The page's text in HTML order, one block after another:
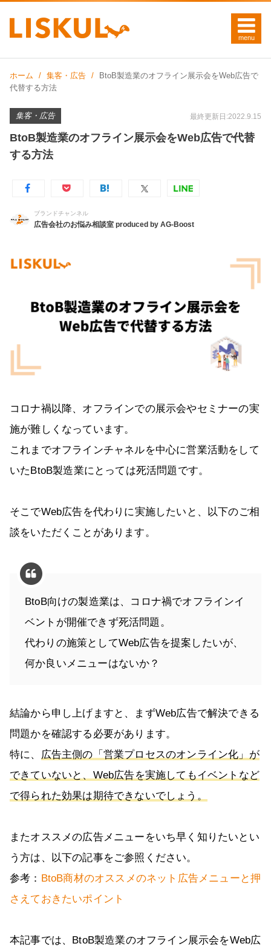
ホーム 集客・広告
BtoB製造業のオフライン展示会をWeb広告で
代替する方法
集客・広告 最終更新日:2022.9.15
BtoB製造業のオフライン展示会をWeb広告で代替
する方法
ブランドチャンネル
広告会社のお悩み相談室 produced by AG-Boost
コロナ禍以降、オフラインでの展示会やセミナーの実
施が難しくなっています。
これまでオフラインチャネルを中心に営業活動をして
いたBtoB製造業にとっては死活問題です。
そこでWeb広告を代わりに実施したいと、以下のご相
談をいただくことがあります。
BtoB向けの製造業は、コロナ禍でオフラインイ
ベントが開催できず死活問題。
代わりの施策としてWeb広告を提案したいが、
何か良いメニューはないか？
結論から申し上げますと、まずWeb広告で解決できる
問題かを確認する必要があります。
特に、 広告主側の「営業プロセスのオンライン化」が
できていないと、Web広告を実施してもイベントなど
で得られた効果は期待できないでしょう。
またオススメの広告メニューをいち早く知りたいとい
う方は、以下の記事をご参照ください。
参考： BtoB商材のオススメのネット広告メニューと押
さえておきたいポイント
本記事では、BtoB製造業のオフライン展示会をWeb広